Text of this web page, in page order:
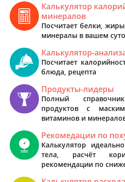
Калькулятор
минералов
Посчитает белки,
минералы в вашем
Калькулятор-
Посчитает
блюда, рецепта
Продукты-лидеры
Полный
продуктов с
витаминов и
Рекомедации по
Калькулятор
тела, расчёт
рекомендации по